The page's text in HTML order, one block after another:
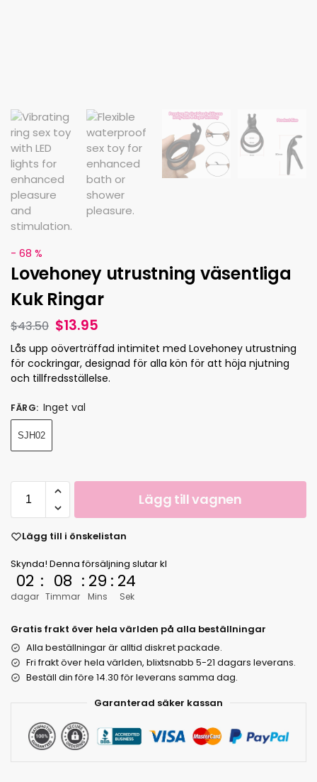
- 68 %
Lovehoney utrustning väsentliga
Kuk Ringar
$43.50 $13.95
Lås upp oöverträffad intimitet med Lovehoney utrustning
för cockringar, designad för alla kön för att höja njutning
och tillfredsställelse.
FÄRG: Inget val
SJH02
Lägg till vagnen
Lägg till i önskelistan
Skynda! Denna försäljning slutar kl
02
dagar
: 08
Timmar
: 29
Mins
: 23
Sek
Gratis frakt över hela världen på alla beställningar
Alla beställningar är alltid diskret packade.
Fri frakt över hela världen, blixtsnabb 5-21 dagars leverans.
Beställ din före 14.30 för leverans samma dag.
Garanterad säker kassan